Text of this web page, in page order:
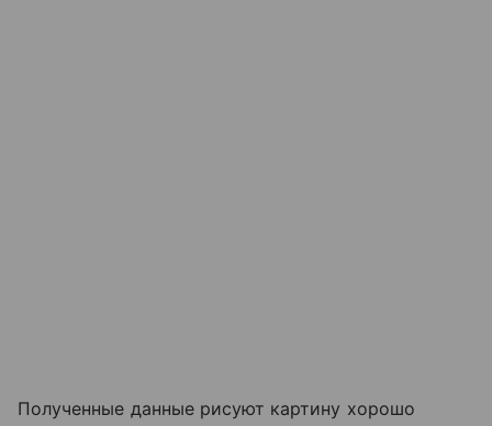
Полученные данные рисуют картину хорошо